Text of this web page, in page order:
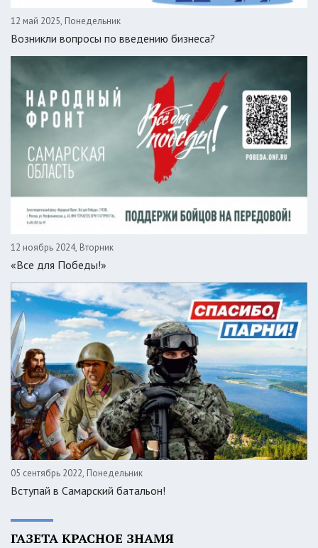
12 май 2025, Понедельник
Возникли вопросы по введению бизнеса?
12 ноябрь 2024, Вторник
«Все для Победы!»
05 сентябрь 2022, Понедельник
Вступай в Самарский батальон!
ГАЗЕТА КРАСНОЕ ЗНАМЯ